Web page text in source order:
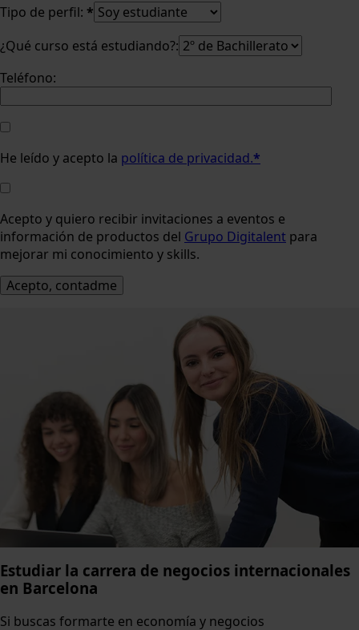
Tipo de perfil: *
¿Qué curso está estudiando?:
Teléfono:
He leído y acepto la política de privacidad.*
Acepto y quiero recibir invitaciones a eventos e
información de productos del Grupo Digitalent para
mejorar mi conocimiento y skills.
Estudiar la carrera de negocios internacionales
en Barcelona
Si buscas formarte en economía y negocios